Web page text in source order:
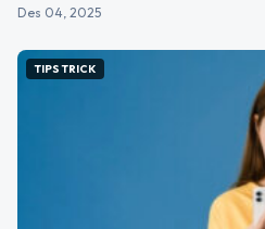
Des 04, 2025
TIPS TRICK